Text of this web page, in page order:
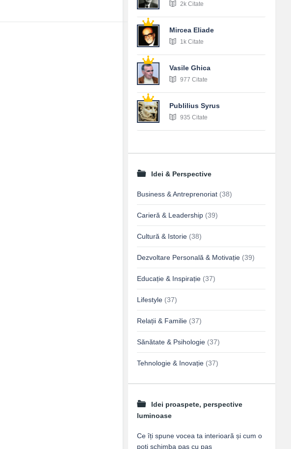
2k Citate
Mircea Eliade
1k Citate
Vasile Ghica
977 Citate
Publilius Syrus
935 Citate
Idei & Perspective
Business & Antreprenoriat (38)
Carieră & Leadership (39)
Cultură & Istorie (38)
Dezvoltare Personală & Motivație (39)
Educație & Inspirație (37)
Lifestyle (37)
Relații & Familie (37)
Sănătate & Psihologie (37)
Tehnologie & Inovație (37)
Idei proaspete, perspective
luminoase
Ce îți spune vocea ta interioară și cum o
poți schimba pas cu pas